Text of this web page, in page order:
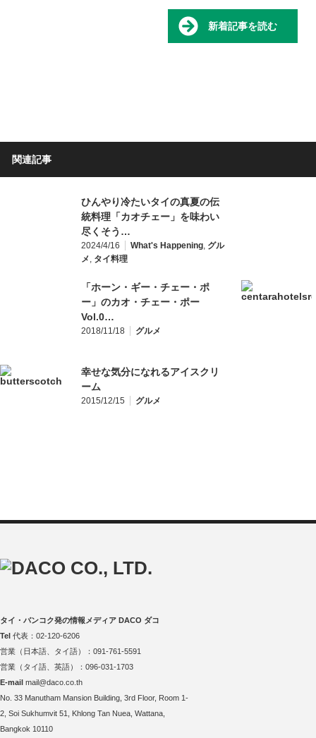
新着記事を読む
関連記事
ひんやり冷たいタイの真夏の伝
統料理「カオチェー」を味わい
尽くそう…
2024/4/16 What's Happening, グル
メ, タイ料理
「ホーン・ギー・チェー・ポ
ー」のカオ・チェー・ポー
Vol.0…
2018/11/18 グルメ
幸せな気分になれるアイスクリ
ーム
2015/12/15 グルメ
タイ・バンコク発の情報メディア DACO ダコ
Tel 代表：02-120-6206
営業（日本語、タイ語）：091-761-5591
営業（タイ語、英語）：096-031-1703
E-mail mail@daco.co.th
No. 33 Manutham Mansion Building, 3rd Floor, Room 1-
2, Soi Sukhumvit 51, Khlong Tan Nuea, Wattana,
Bangkok 10110